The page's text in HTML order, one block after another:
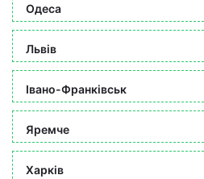
Одеса
Львів
Івано-Франківськ
Яремче
Харків